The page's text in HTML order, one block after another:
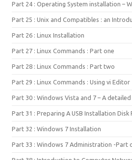
Part 24 : Operating System installation –
Part 25 : Unix and Compatibles : an
Part 26 : Linux Installation
Part 27 : Linux Commands : Part one
Part 28 : Linux Commands : Part two
Part 29 : Linux Commands : Using vi Editor
Part 30 : Windows Vista and 7 – A
Part 31 : Preparing A USB Installation Disk
Part 32 : Windows 7 Installation
Part 33 : Windows 7 Administration -Part